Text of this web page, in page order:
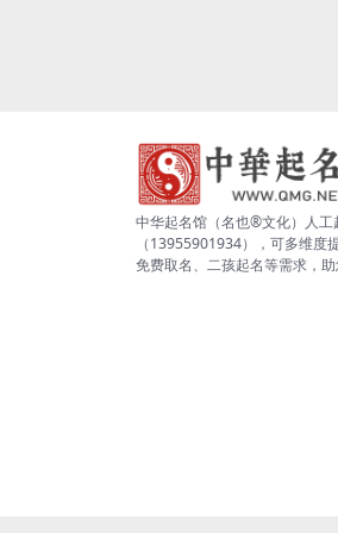
中华起名馆（名也®文化）人
（13955901934），可多维度
免费取名、二孩起名等需求，助